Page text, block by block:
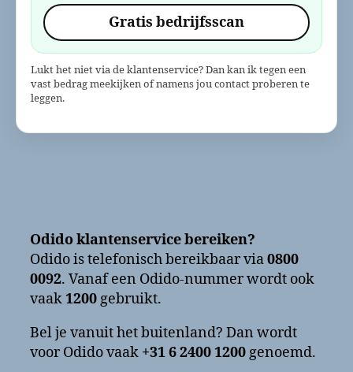
Gratis bedrijfsscan
Lukt het niet via de klantenservice? Dan kan ik tegen een
vast bedrag meekijken of namens jou contact proberen te
leggen.
Odido klantenservice bereiken?
Odido is telefonisch bereikbaar via0800
0092. Vanaf een Odido-nummer wordt ook
vaak1200 gebruikt.
Bel je vanuit het buitenland? Dan wordt
voor Odido vaak +31 6 2400 1200 genoemd.